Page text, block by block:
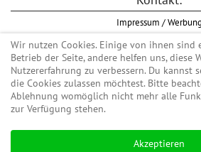
Impressum / Werbung
Informationspflicht
AGB
Begriff "Enduro" auf
#enduroaustria, #wirlebenenduro
Wir nutzen Cookies. Einige von ihnen sind
Betrieb der Seite, andere helfen uns, diese
Nutzererfahrung zu verbessern. Du kannst
die Cookies zulassen möchtest. Bitte
Ablehnung womöglich nicht mehr alle
zur Verfügung stehen.
Akzeptieren